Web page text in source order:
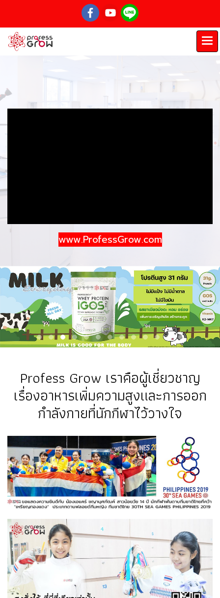
www.ProfessGrow.com
Profess Grow เราคือผู้เชี่ยวชาญ
เรื่องอาหารเพิ่มความสูงและการออก
กำลังกายที่นักกีฬาไว้วางใจ